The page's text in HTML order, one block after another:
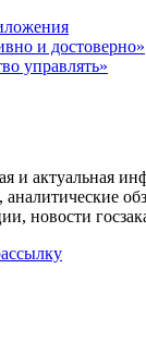
и достоверно»
управлять»
и актуальная
аналитические
новости